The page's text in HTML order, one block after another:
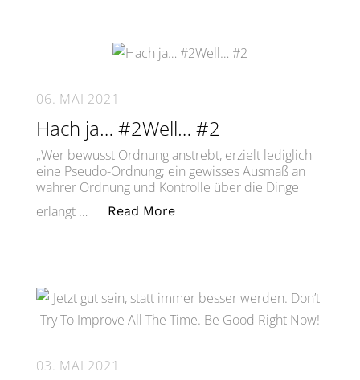
06. MAI 2021
Hach ja… #2Well… #2
„Wer bewusst Ordnung anstrebt, erzielt lediglich
eine Pseudo-Ordnung; ein gewisses Ausmaß an
wahrer Ordnung und Kontrolle über die Dinge
erlangt …
Read More„Hach ja… #2Well… #2“
03. MAI 2021